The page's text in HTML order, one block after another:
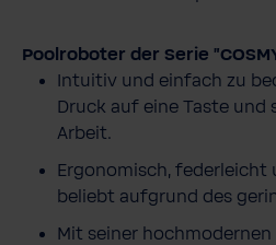
Poolroboter der Serie
Intuitiv und einfach zu
Druck auf eine Taste und
Arbeit.
Ergonomisch, federleicht
beliebt aufgrund des
Mit seiner